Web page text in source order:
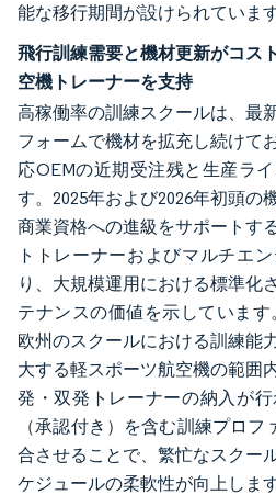
能な移行期間が設けられています
飛行訓練需要と機材更新がコス
空機トレーナーを支持
高稼働率の訓練スクールは、最
フォームで機材を拡充し続けて
応OEMの近期受注残と生産ラ
す。2025年および2026年初頭の
商業資格への進級をサポートす
トトレーナーおよびマルチエ
り、大規模運用における標準化
テナンスの価値を示していま
欧州のスクールにおける訓練能
大する軽スポーツ航空機の範囲
発・双発トレーナーの納入が
（承認付き）を含む訓練プロ
合させることで、繁忙なスクー
ケジュールの柔軟性が向上しま